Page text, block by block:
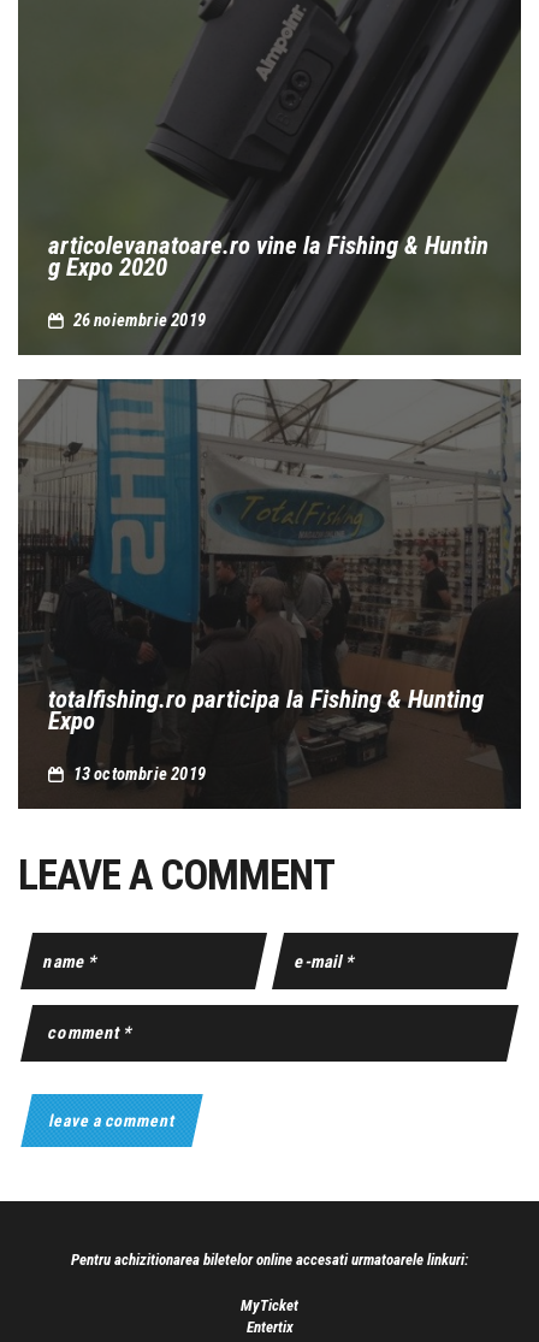
articolevanatoare.ro vine la Fishing & Huntin
g Expo 2020
26 noiembrie 2019
totalfishing.ro participa la Fishing & Hunting
Expo
13 octombrie 2019
LEAVE A COMMENT
Pentru achizitionarea biletelor online accesati urmatoarele linkuri:
MyTicket
Entertix